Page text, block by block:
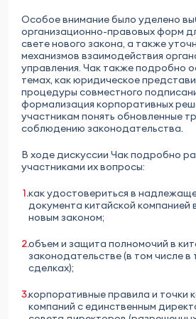
Особое внимание было уделено
организационно-правовых форм
свете нового закона, а также
механизмов взаимодействия
управления. Чак также подробно
темах, как юридическое
процедуры совместного
формализация корпоративных
участникам понять обновленные
соблюдению законодательства.
В ходе дискуссии Чак подробно
участниками их вопросы:
как удостовериться в
документа китайской компанией
новым законом;
объем и защита полномочий в
законодательстве (в том числе в
сделках);
корпоративные правила и точки
компаний с единственным